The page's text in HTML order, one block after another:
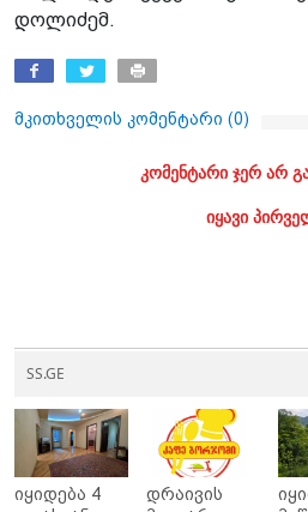
დოლიძემ.
მკითხველის კომენტარი (0)
კომენტარი ჯერ არ
იყავი
SS.GE
იყიდება 4
დრაივის